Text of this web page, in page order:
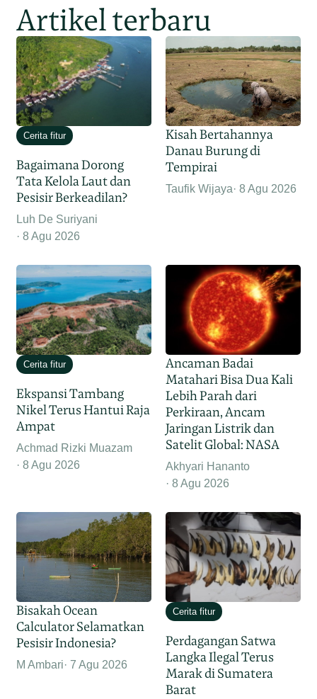
Artikel terbaru
Cerita fitur
Bagaimana Dorong
Tata Kelola Laut dan
Pesisir Berkeadilan?
Luh De Suriyani
8 Agu 2026
Kisah Bertahannya
Danau Burung di
Tempirai
Taufik Wijaya 8 Agu 2026
Cerita fitur
Ekspansi Tambang
Nikel Terus Hantui Raja
Ampat
Achmad Rizki Muazam
8 Agu 2026
Ancaman Badai
Matahari Bisa Dua Kali
Lebih Parah dari
Perkiraan, Ancam
Jaringan Listrik dan
Satelit Global: NASA
Akhyari Hananto
8 Agu 2026
Bisakah Ocean
Calculator Selamatkan
Pesisir Indonesia?
M Ambari 7 Agu 2026
Cerita fitur
Perdagangan Satwa
Langka Ilegal Terus
Marak di Sumatera
Barat